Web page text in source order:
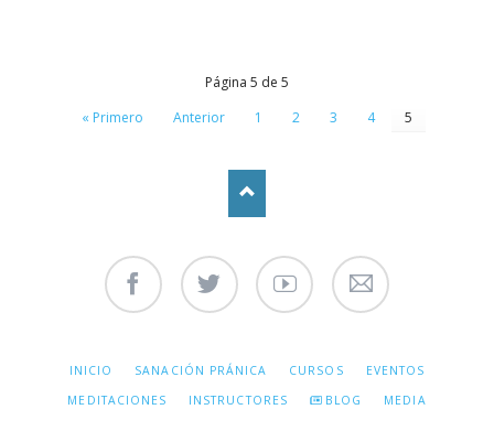
Página 5 de 5
« Primero
Anterior 1 2 3 4 5
SALTAR
INICIO SANACIÓN PRÁNICA CURSOS
EVENTOS
MEDITACIONES
INSTRUCTORES BLOG MEDIA